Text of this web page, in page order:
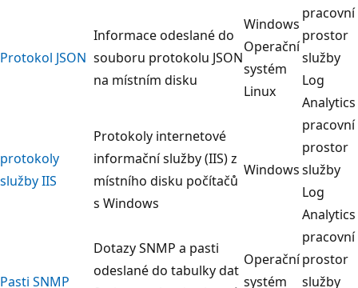
Protokol JSON
Informace odeslané do
souboru protokolu JSON
na místním disku
Windows
Operační
systém
Linux
pracovní
prostor
služby
Log
Analytics
protokoly
služby IIS
Protokoly internetové
informační služby (IIS) z
místního disku počítačů
s Windows
Windows
pracovní
prostor
služby
Log
Analytics
Pasti SNMP
Dotazy SNMP a pasti
odeslané do tabulky dat
Operační
systém
pracovní
prostor
služby